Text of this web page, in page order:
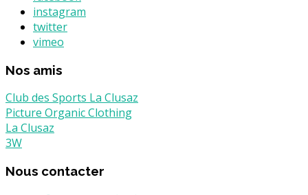
instagram
twitter
vimeo
Nos amis
Club des Sports La Clusaz
Picture Organic Clothing
La Clusaz
3W
Nous contacter